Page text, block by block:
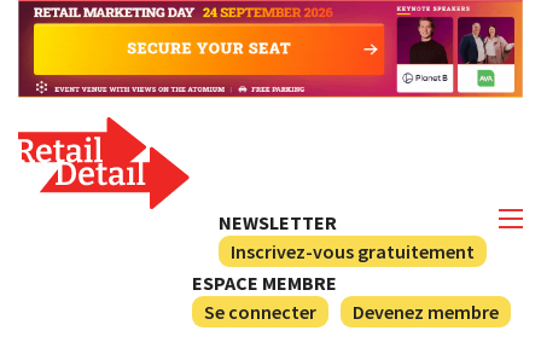
NEWSLETTER
Inscrivez-vous gratuitement
ESPACE MEMBRE
Se connecter
Devenez membre